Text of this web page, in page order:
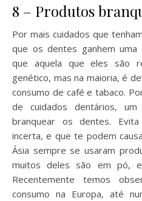
8 – Produtos
Por mais cuidados que
que os dentes ganhem uma
que aquela que eles são
genético, mas na maioria, é
consumo de café e tabaco.
de cuidados dentários,
branquear os dentes.
incerta, e que te podem
Ásia sempre se usaram
muitos deles são em pó,
Recentemente temos
consumo na Europa, até